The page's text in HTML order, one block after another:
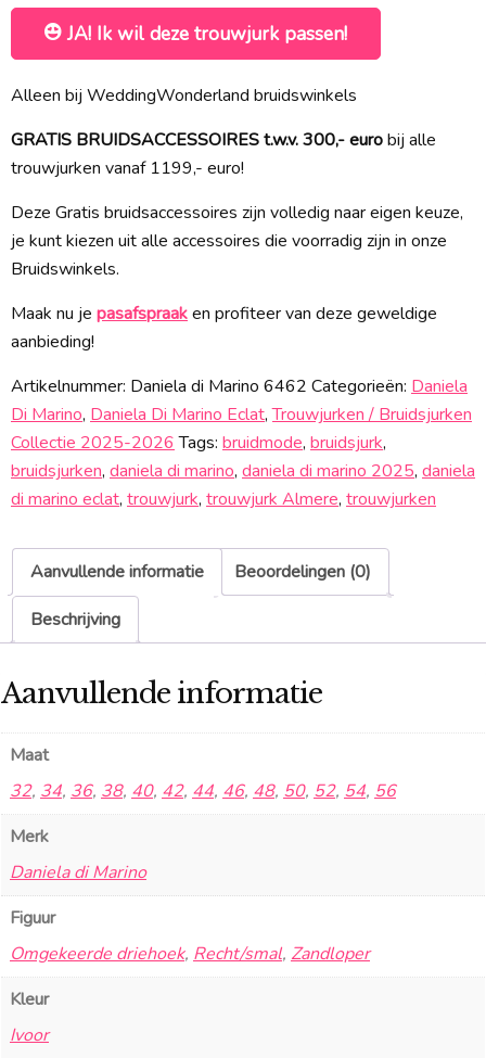
JA! Ik wil deze trouwjurk passen!
Alleen bij WeddingWonderland bruidswinkels
GRATIS BRUIDSACCESSOIRES t.w.v. 300,- eurobij alle
trouwjurken vanaf 1199,- euro!
Deze Gratis bruidsaccessoires zijn volledig naar eigen keuze,
je kunt kiezen uit alle accessoires die voorradig zijn in onze
Bruidswinkels.
Maak nu je pasafspraaken profiteer van deze geweldige
aanbieding!
Artikelnummer: Daniela di Marino 6462 Categorieën: Daniela
Di Marino, Daniela Di Marino Eclat,Trouwjurken / Bruidsjurken
Collectie 2025-2026 Tags: bruidmode, bruidsjurk,
bruidsjurken, daniela di marino, daniela di marino 2025, daniela
di marino eclat, trouwjurk, trouwjurk Almere, trouwjurken
Aanvullende informatie
Beoordelingen (0)
Beschrijving
Aanvullende informatie
Maat
32, 34, 36, 38, 40, 42, 44, 46, 48, 50, 52, 54, 56
Merk
Daniela di Marino
Figuur
Omgekeerde driehoek, Recht/smal, Zandloper
Kleur
Ivoor